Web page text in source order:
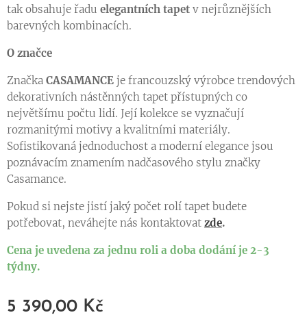
tak obsahuje řadu elegantních tapet v nejrůznějších
barevných kombinacích.
O značce
Značka CASAMANCE je francouzský výrobce trendových
dekorativních nástěnných tapet přístupných co
největšímu počtu lidí. Její kolekce se vyznačují
rozmanitými motivy a kvalitními materiály.
Sofistikovaná jednoduchost a moderní elegance jsou
poznávacím znamením nadčasového stylu značky
Casamance.
Pokud si nejste jistí jaký počet rolí tapet budete
potřebovat, neváhejte nás kontaktovat zde.
Cena je uvedena za jednu roli a doba dodání je 2-3
týdny.
5 390,00 Kč